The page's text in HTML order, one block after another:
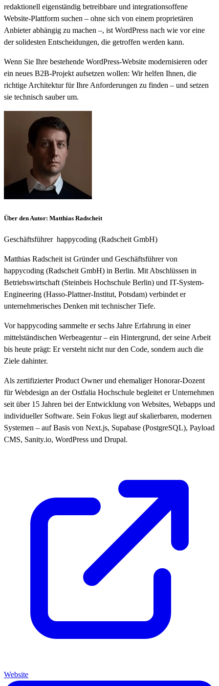
redaktionell eigenständig betreibbare und integrationsoffene
Website-Plattform suchen – ohne sich von einem proprietären
Anbieter abhängig zu machen –, ist WordPress nach wie vor eine
der solidesten Entscheidungen, die getroffen werden kann.
Wenn Sie Ihre bestehende WordPress-Website modernisieren oder
ein neues B2B-Projekt aufsetzen wollen: Wir helfen Ihnen, die
richtige Architektur für Ihre Anforderungen zu finden – und setzen
sie technisch sauber um.
Über den Autor: Matthias Radscheit
Geschäftsführer happycoding (Radscheit GmbH)
Matthias Radscheit ist Gründer und Geschäftsführer von
happycoding (Radscheit GmbH) in Berlin. Mit Abschlüssen in
Betriebswirtschaft (Steinbeis Hochschule Berlin) und IT-System-
Engineering (Hasso-Plattner-Institut, Potsdam) verbindet er
unternehmerisches Denken mit technischer Tiefe.
Vor happycoding sammelte er sechs Jahre Erfahrung in einer
mittelständischen Werbeagentur – ein Hintergrund, der seine Arbeit
bis heute prägt: Er versteht nicht nur den Code, sondern auch die
Ziele dahinter.
Als zertifizierter Product Owner und ehemaliger Honorar-Dozent
für Webdesign an der Ostfalia Hochschule begleitet er Unternehmen
seit über 15 Jahren bei der Entwicklung von Websites, Webapps und
individueller Software. Sein Fokus liegt auf skalierbaren, modernen
Systemen – auf Basis von Next.js, Supabase (PostgreSQL), Payload
CMS, Sanity.io, WordPress und Drupal.
Website